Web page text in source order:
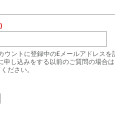
ウントに登録中のEメールアドレスを
申し込みをする以前のご質問の場合
ださい。